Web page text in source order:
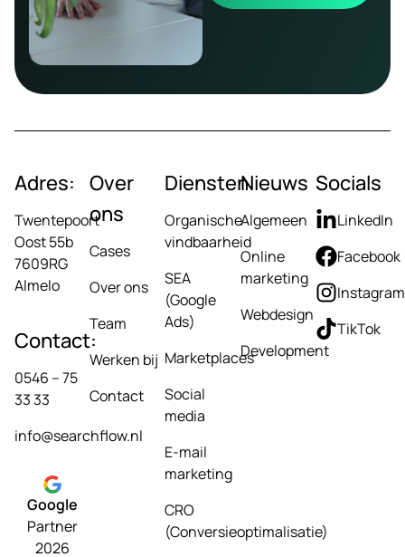
Adres:
Twentepoort
Oost 55b
7609RG
Almelo
Contact:
0546 – 75
33 33
info@searchflow.nl
Google
Partner
2026
Over
ons
Cases
Over ons
Team
Werken bij
Contact
Diensten
Organische
vindbaarheid
SEA
(Google
Ads)
Marketplaces
Social
media
E-mail
marketing
CRO
(Conversieoptimalisatie)
Nieuws
Algemeen
Online
marketing
Webdesign
Development
Socials
LinkedIn
Facebook
Instagram
TikTok